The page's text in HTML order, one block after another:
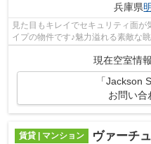
兵庫県
見た目もキレイでセキュリティ面
イプの物件です♪魅力溢れる素敵な
現在空室情
「Jackson
お問い合
賃貸 | マンション ヴァーチ